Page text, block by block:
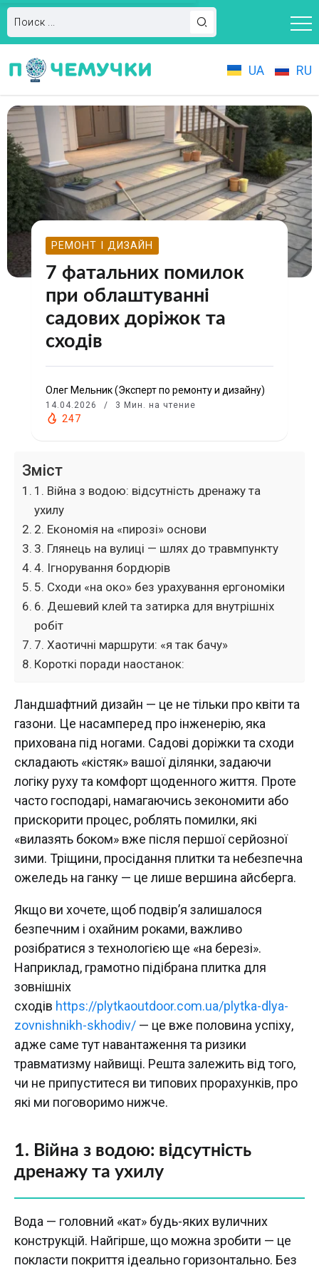
UA RU
РЕМОНТ І ДИЗАЙН
7 фатальних помилок
при облаштуванні
садових доріжок та
сходів
Олег Мельник (Эксперт по ремонту и дизайну)
14.04.2026 3 Мин. на чтение
247
Зміст
1. Війна з водою: відсутність дренажу та
ухилу
2. Економія на «пирозі» основи
3. Глянець на вулиці — шлях до травмпункту
4. Ігнорування бордюрів
5. Сходи «на око» без урахування ергономіки
6. Дешевий клей та затирка для внутрішніх
робіт
7. Хаотичні маршрути: «я так бачу»
Короткі поради наостанок:
Ландшафтний дизайн — це не тільки про квіти та
газони. Це насамперед про інженерію, яка
прихована під ногами. Садові доріжки та сходи
складають «кістяк» вашої ділянки, задаючи
логіку руху та комфорт щоденного життя. Проте
часто господарі, намагаючись зекономити або
прискорити процес, роблять помилки, які
«вилазять боком» вже після першої серйозної
зими. Тріщини, просідання плитки та небезпечна
ожеледь на ганку — це лише вершина айсберга.
Якщо ви хочете, щоб подвір’я залишалося
безпечним і охайним роками, важливо
розібратися з технологією ще «на березі».
Наприклад, грамотно підібрана плитка для
зовнішніх
сходів https://plytkaoutdoor.com.ua/plytka-dlya-
zovnishnikh-skhodiv/ — це вже половина успіху,
адже саме тут навантаження та ризики
травматизму найвищі. Решта залежить від того,
чи не припуститеся ви типових прорахунків, про
які ми поговоримо нижче.
1. Війна з водою: відсутність
дренажу та ухилу
Вода — головний «кат» будь-яких вуличних
конструкцій. Найгірше, що можна зробити — це
покласти покриття ідеально горизонтально. Без